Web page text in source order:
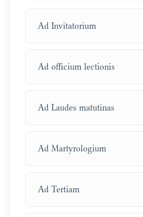
Ad Invitatorium
Ad officium lectionis
Ad Laudes matutinas
Ad Martyrologium
Ad Tertiam